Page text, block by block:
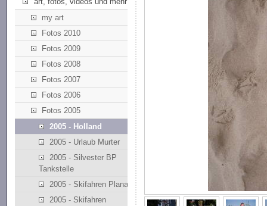
my art
Fotos 2010
Fotos 2009
Fotos 2008
Fotos 2007
Fotos 2006
Fotos 2005
2005 - Holland
2005 - Urlaub Murter
2005 - Silvester BP
Tankstelle
2005 - Skifahren Planai
2005 - Skifahren